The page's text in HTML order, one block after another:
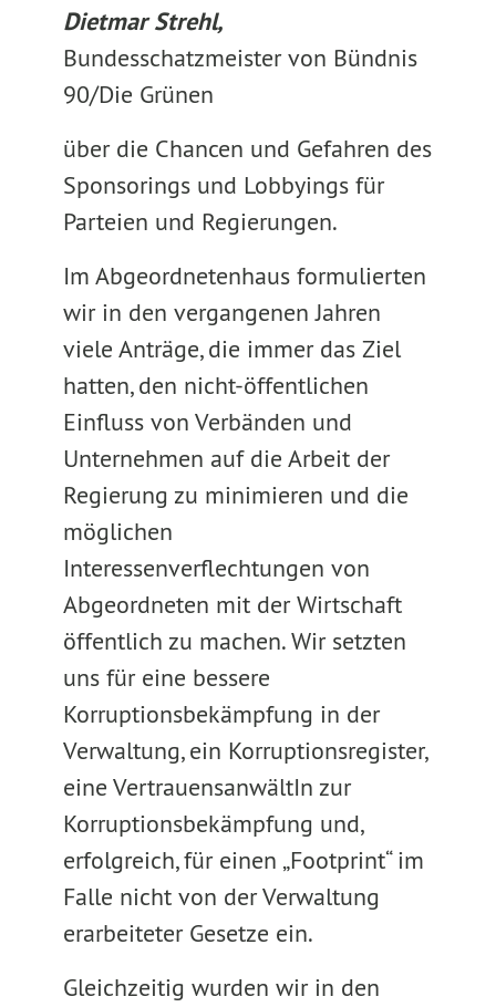
Dietmar Strehl,
Bundesschatzmeister von Bündnis
90/Die Grünen
über die Chancen und Gefahren des
Sponsorings und Lobbyings für
Parteien und Regierungen.
Im Abgeordnetenhaus formulierten
wir in den vergangenen Jahren
viele Anträge, die immer das Ziel
hatten, den nicht-öffentlichen
Einfluss von Verbänden und
Unternehmen auf die Arbeit der
Regierung zu minimieren und die
möglichen
Interessenverflechtungen von
Abgeordneten mit der Wirtschaft
öffentlich zu machen. Wir setzten
uns für eine bessere
Korruptionsbekämpfung in der
Verwaltung, ein Korruptionsregister,
eine VertrauensanwältIn zur
Korruptionsbekämpfung und,
erfolgreich, für einen „Footprint“ im
Falle nicht von der Verwaltung
erarbeiteter Gesetze ein.
Gleichzeitig wurden wir in den